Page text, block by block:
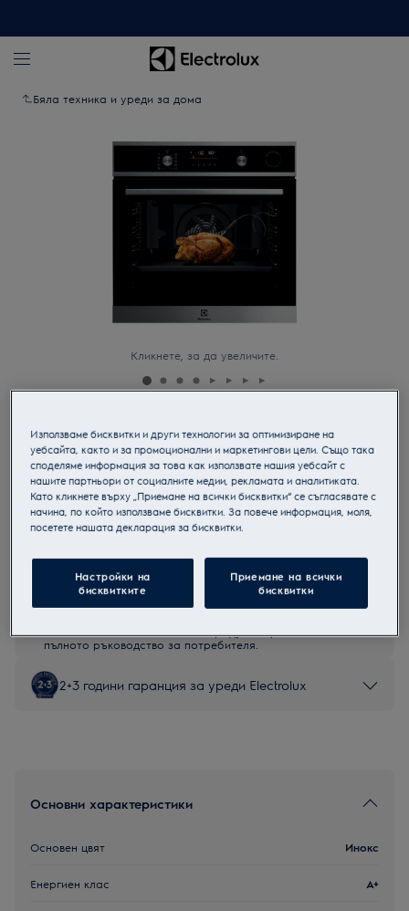
Бяла техника и уреди за дома
Кликнете, за да увеличите.
EOC6P77WX
Мултифункционална фурна
Продуктов информационен лист
Инструкциите за безопасност и предупрежденията за
безопасност съгласно регламент на ЕС 2023/988 са
За безопасно използване на продукта прочетете
пълното ръководство за потребителя.
2+3 години гаранция за уреди Electrolux
Основни характеристики
Основен цвят Инокс
Енергиен клас A+
Използваме бисквитки и други технологии за оптимизиране на
уебсайта, както и за промоционални и маркетингови цели. Също така
споделяме информация за това как използвате нашия уебсайт с
нашите партньори от социалните медии, рекламата и аналитиката.
Като кликнете върху „Приемане на всички бисквитки“ се съгласявате с
начина, по който използваме бисквитки. За повече информация, моля,
посетете нашата декларация за бисквитки.
Настройки на
бисквитките
Приемане на всички
бисквитки